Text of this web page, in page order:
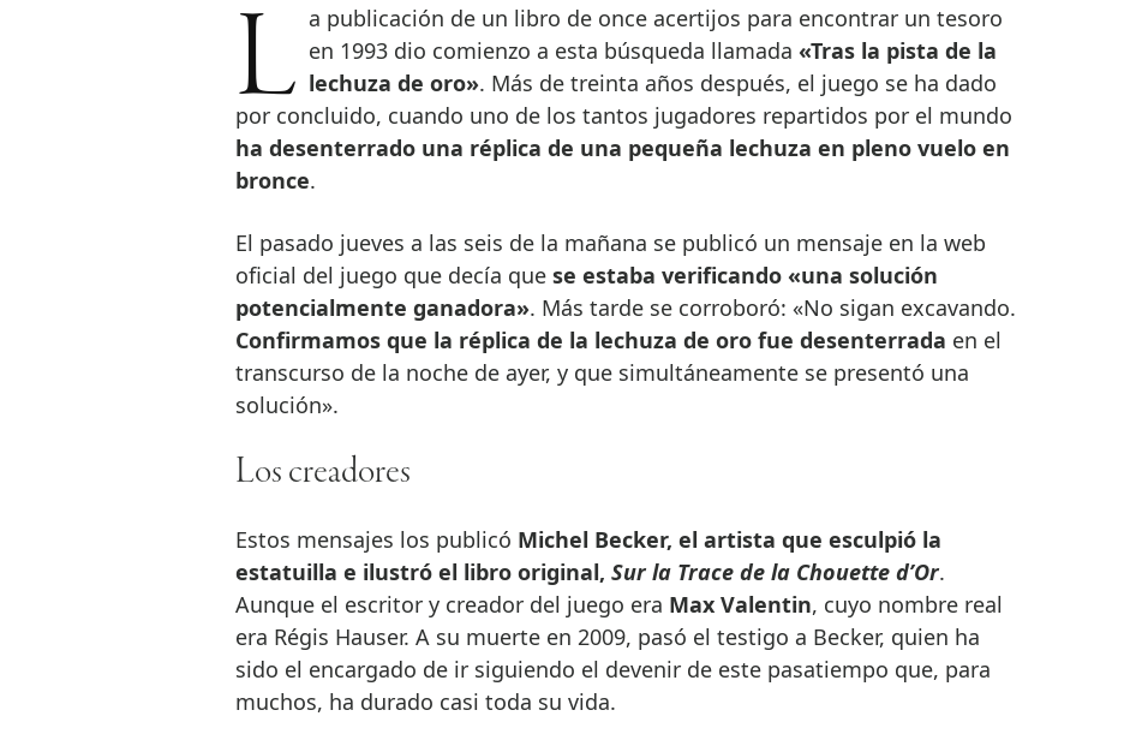
La publicación de un libro de once acertijos para encontrar un tesoro en 1993 dio comienzo a esta búsqueda llamada «Tras la pista de la
lechuza de oro». Más de treinta años después, el juego se ha dado
por concluido, cuando uno de los tantos jugadores repartidos por el mundo
ha desenterrado una réplica de una pequeña lechuza en pleno vuelo en
bronce.
El pasado jueves a las seis de la mañana se publicó un mensaje en la web
oficial del juego que decía que se estaba verificando «una solución
potencialmente ganadora». Más tarde se corroboró: «No sigan excavando.
Confirmamos que la réplica de la lechuza de oro fue desenterrada en el
transcurso de la noche de ayer, y que simultáneamente se presentó una
solución».
Los creadores
Estos mensajes los publicó Michel Becker, el artista que esculpió la
estatuilla e ilustró el libro original, Sur la Trace de la Chouette d’Or.
Aunque el escritor y creador del juego era Max Valentin, cuyo nombre real
era Régis Hauser. A su muerte en 2009, pasó el testigo a Becker, quien ha
sido el encargado de ir siguiendo el devenir de este pasatiempo que, para
muchos, ha durado casi toda su vida.